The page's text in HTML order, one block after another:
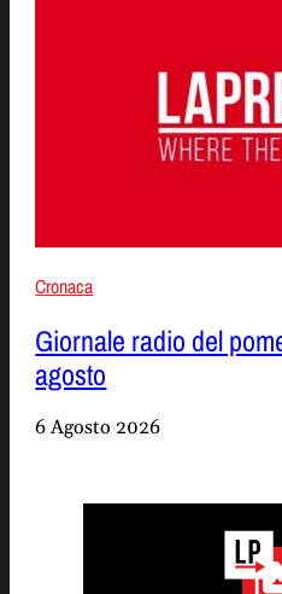
Cronaca
Giornale radio del
agosto
6 Agosto 2026